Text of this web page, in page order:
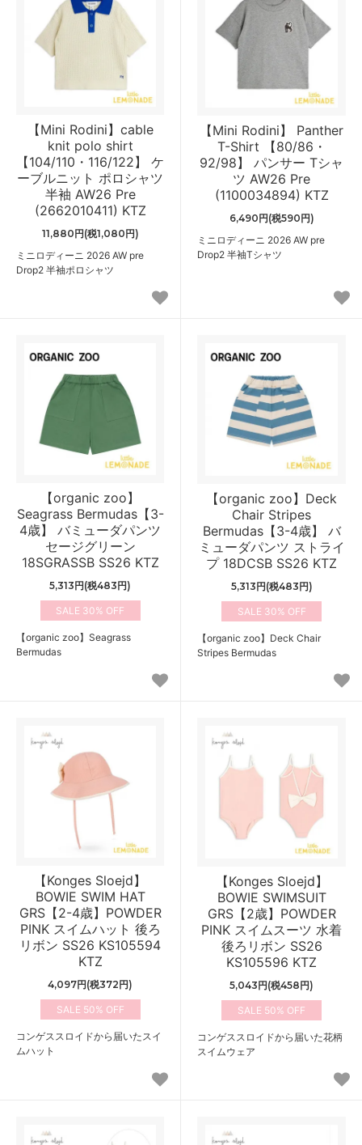
【Mini Rodini】cable
knit polo shirt
【104/110・116/122】 ケ
ーブルニット ポロシャツ
半袖 AW26 Pre
(2662010411) KTZ
11,880円(税1,080円)
ミニロディーニ 2026 AW pre
Drop2 半袖ポロシャツ
【Mini Rodini】 Panther
T-Shirt 【80/86・
92/98】 パンサー Tシャ
ツ AW26 Pre
(1100034894) KTZ
6,490円(税590円)
ミニロディーニ 2026 AW pre
Drop2 半袖Tシャツ
【organic zoo】
Seagrass Bermudas【3-
4歳】 バミューダパンツ
セージグリーン
18SGRASSB SS26 KTZ
5,313円(税483円)
30%
【organic zoo】Seagrass
Bermudas
【organic zoo】Deck
Chair Stripes
Bermudas【3-4歳】 バ
ミューダパンツ ストライ
プ 18DCSB SS26 KTZ
5,313円(税483円)
30%
【organic zoo】Deck Chair
Stripes Bermudas
【Konges Sloejd】
BOWIE SWIM HAT
GRS【2-4歳】POWDER
PINK スイムハット 後ろ
リボン SS26 KS105594
KTZ
4,097円(税372円)
50%
コンゲススロイドから届いたスイ
ムハット
【Konges Sloejd】
BOWIE SWIMSUIT
GRS【2歳】POWDER
PINK スイムスーツ 水着
後ろリボン SS26
KS105596 KTZ
5,043円(税458円)
50%
コンゲススロイドから届いた花柄
スイムウェア